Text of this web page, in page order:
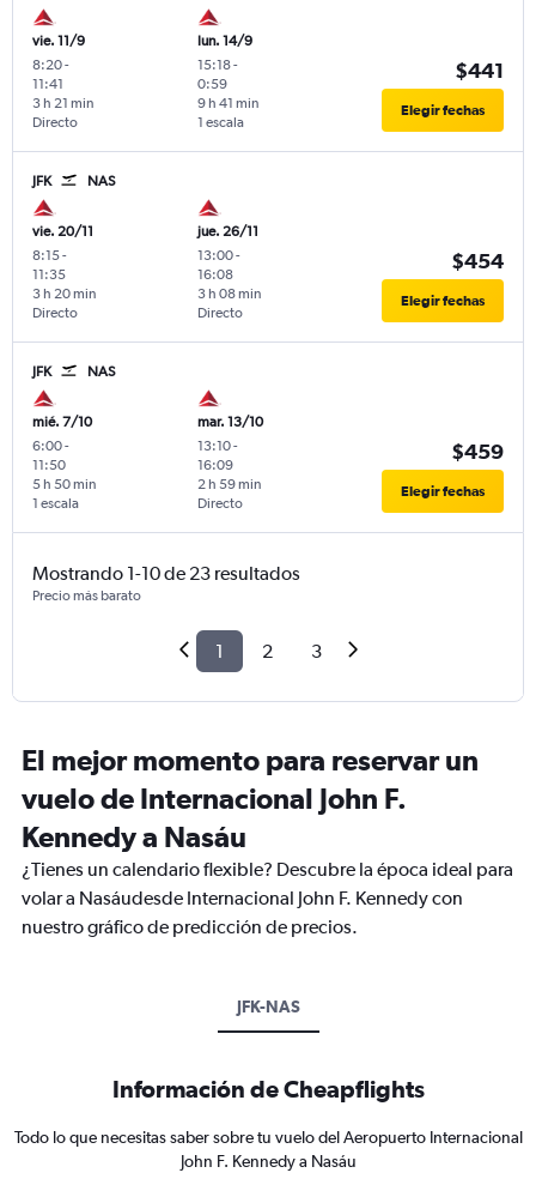
vie. 11/9
8:20-
11:41
Directo
3 h 21 min
lun. 14/9
15:18-
0:59
1 escala
9 h 41 min
$441
Elegir fechas
JFK NAS
vie. 20/11
8:15-
11:35
Directo
3 h 20 min
jue. 26/11
13:00-
16:08
Directo
3 h 08 min
$454
Elegir fechas
JFK NAS
mié. 7/10
6:00-
11:50
1 escala
5 h 50 min
mar. 13/10
13:10-
16:09
Directo
2 h 59 min
$459
Elegir fechas
Mostrando 1-10 de 23 resultados
Precio más barato
1 2 3
El mejor momento para reservar un
vuelo de Internacional John F.
Kennedy a Nasáu
¿Tienes un calendario flexible? Descubre la época ideal para
volar a Nasáudesde Internacional John F. Kennedy con
nuestro gráfico de predicción de precios.
JFK-NAS
Información de Cheapflights
Todo lo que necesitas saber sobre tu vuelo del Aeropuerto Internacional
John F. Kennedy a Nasáu